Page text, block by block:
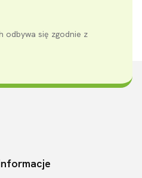
odbywa się zgodnie z